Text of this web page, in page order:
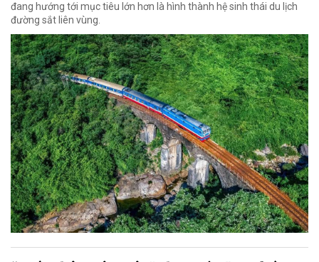
đang hướng tới mục tiêu lớn hơn là hình thành hệ sinh thái du lịch
đường sắt liên vùng.